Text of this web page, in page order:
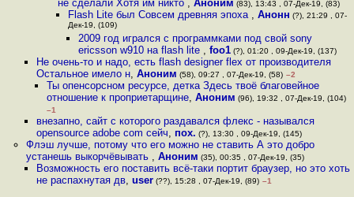
не сделали Хотя им никто , Аноним (83), 13:43 , 07-Дек-19, (83)
Flash Lite был Совсем древняя эпоха , Анонн (?), 21:29 , 07-
Дек-19, (109)
2009 год игрался с программками под свой sony
ericsson w910 на flash lite ,foo1 (?), 01:20 , 09-Дек-19, (137)
Не очень-то и надо, есть flash designer flex от производителя
Остальное имело н, Аноним (58), 09:27 , 07-Дек-19, (58) –2
Ты опенсорсном ресурсе, детка Здесь твоё благовейное
отношение к проприетарщине,Аноним (96), 19:32 , 07-Дек-19, (104)
–1
внезапно, сайт с которого раздавался флекс - назывался
opensource adobe com сейч, пох. (?), 13:30 , 09-Дек-19, (145)
Флэш лучше, потому что его можно не ставить А это добро
устанешь выкорчёвывать , Аноним (35), 00:35 , 07-Дек-19, (35)
Возможность его поставить всё-таки портит браузер, но это хоть
не распахнутая дв, user(??), 15:28 , 07-Дек-19, (89) –1